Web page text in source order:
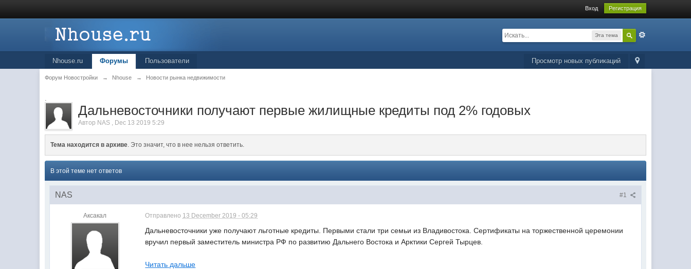
Вход Регистрация
Эта тема
Просмотр новых публикаций
Nhouse.ru Форумы Пользователи
Форум Новостройки → Nhouse → Новости рынка недвижимости
.
Дальневосточники получают первые жилищные кредиты под 2% годовых
Автор NAS , Dec 13 2019 5:29
Тема находится в архиве. Это значит, что в нее нельзя ответить.
В этой теме нет ответов
#1
NAS
Аксакал Отправлено 13 December 2019 - 05:29
Дальневосточники уже получают льготные кредиты. Первыми стали три семьи из Владивостока. Сертификаты на торжественной церемонии
вручил первый заместитель министра РФ по развитию Дальнего Востока и Арктики Сергей Тырцев.
Читать дальше